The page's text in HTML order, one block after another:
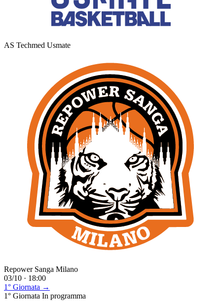
AS Techmed Usmate
Repower Sanga Milano
03/10 · 18:00
1° Giornata →
1° Giornata In programma